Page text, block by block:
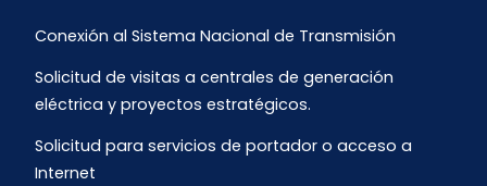
Conexión al Sistema Nacional de Transmisión
Solicitud de visitas a centrales de generación
eléctrica y proyectos estratégicos.
Solicitud para servicios de portador o acceso a
Internet